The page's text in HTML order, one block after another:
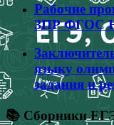
Рабочие
ЗПР ФГОС
языку
задания и
📚 Сборники